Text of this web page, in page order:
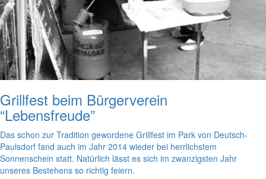
Grillfest beim Bürgerverein
“Lebensfreude”
Das schon zur Tradition gewordene Grillfest im Park von Deutsch-
Paulsdorf fand auch im Jahr 2014 wieder bei herrlichstem
Sonnenschein statt. Natürlich lässt es sich im zwanzigsten Jahr
unseres Bestehens so richtig feiern.